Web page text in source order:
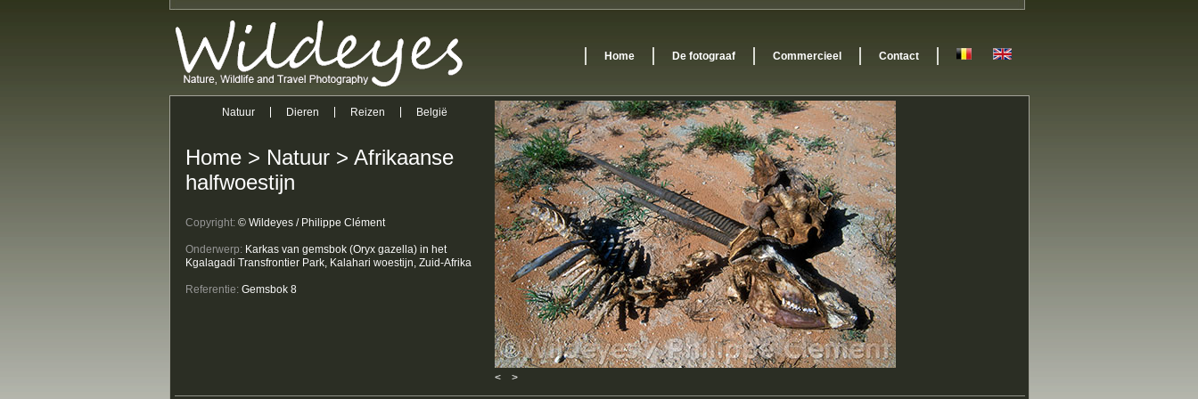
Home De fotograaf Commercieel Contact
Natuur Dieren Reizen België
Home> Natuur> Afrikaanse
halfwoestijn
Copyright: © Wildeyes / Philippe Clément
Onderwerp: Karkas van gemsbok (Oryx gazella) in het
Kgalagadi Transfrontier Park, Kalahari woestijn, Zuid-Afrika
Referentie: Gemsbok 8
< >